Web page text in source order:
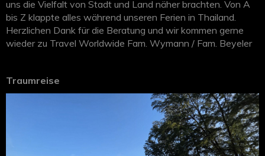
uns die Vielfalt von Stadt und Land näher brachten. Von A
bis Z klappte alles während unseren Ferien in Thailand.
Herzlichen Dank für die Beratung und wir kommen gerne
wieder zu Travel Worldwide Fam. Wymann / Fam. Beyeler
Traumreise